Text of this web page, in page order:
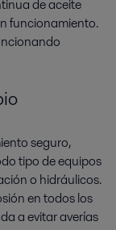
de aceite
funcionamiento.
seguro,
tipo de equipos
o hidráulicos.
en todos los
a evitar averías